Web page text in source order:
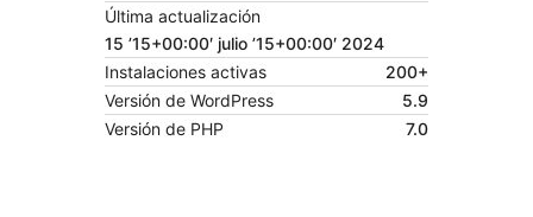
Última actualización
15 ’15+00:00′ julio ’15+00:00′ 2024
Instalaciones activas
200+
Versión de WordPress
5.9
Versión de PHP
7.0